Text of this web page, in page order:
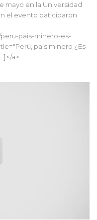
mayo en la Universidad
el evento paticiparon
pais-minero-es-
país minero ¿Es
a>